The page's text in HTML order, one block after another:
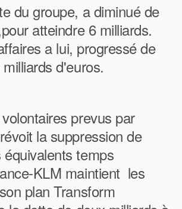
du groupe, a diminué de
atteindre 6 milliards.
a lui, progressé de
d'euros.
prevus par
la suppression de
temps
KLM maintient les
plan Transform